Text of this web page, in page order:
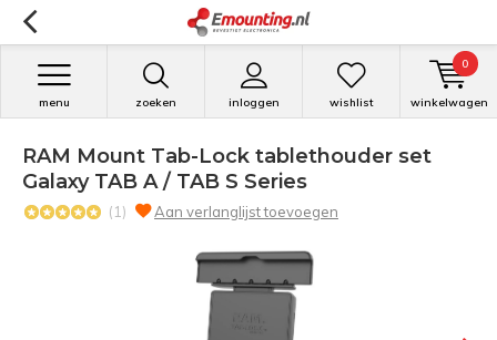
zoeken inloggen
menu wishlist winkelwagen
0
RAM Mount Tab-Lock tablethouder set
Galaxy TAB A / TAB S Series
(1) Aan verlanglijst toevoegen